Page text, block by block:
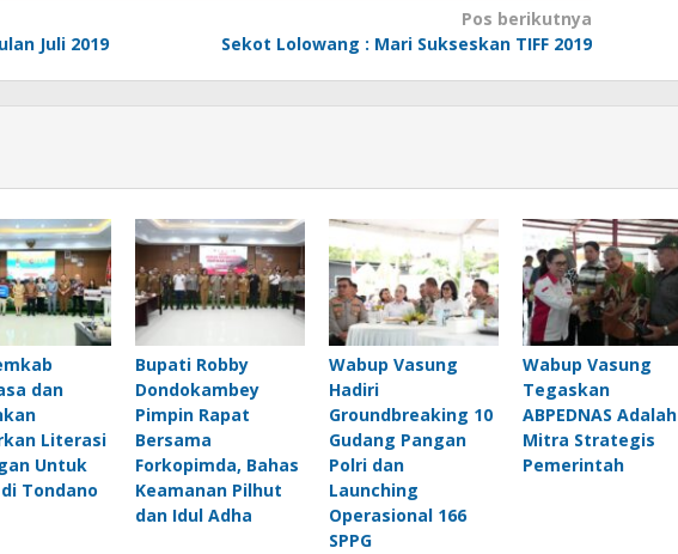
Juli 2019
Pos berikutnya
Sekot Lolowang : Mari Sukseskan TIFF 2019
dan
Literasi
Untuk
di Tondano
Bupati Robby
Dondokambey
Pimpin Rapat
Bersama
Forkopimda, Bahas
Keamanan Pilhut
dan Idul Adha
Wabup Vasung
Hadiri
Groundbreaking 10
Gudang Pangan
Polri dan
Launching
Operasional 166
SPPG
Wabup Vasung
Tegaskan
ABPEDNAS Adalah
Mitra Strategis
Pemerintah